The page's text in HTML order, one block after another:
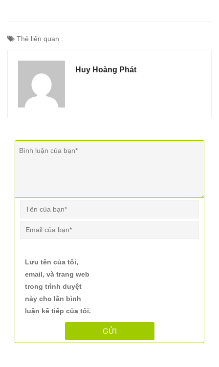
Thẻ liên quan :
Huy Hoàng Phát
Lưu tên của tôi,
email, và trang web
trong trình duyệt
này cho lần bình
luận kế tiếp của tôi.